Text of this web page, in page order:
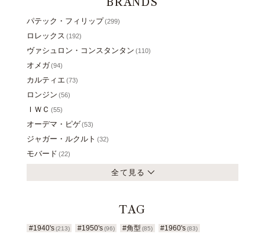
パテック・フィリップ(299)
ロレックス (192)
ヴァシュロン・コンスタンタン (110)
オメガ(94)
カルティエ (73)
ロンジン (56)
ＩＷＣ (55)
オーデマ・ピゲ(53)
ジャガー・ルクルト (32)
モバード (22)
全て見る
TAG
#1940's (213) #1950's(96) #角型 (85) #1960's (83)